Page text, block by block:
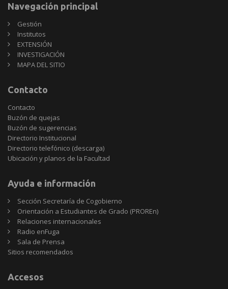
Navegación principal
Gestión
Institutos
EXTENSIÓN
INVESTIGACIÓN
MAPA DEL SITIO
Contacto
Contacto
Buzón de quejas
Buzón de sugerencias
Directorio Institucional
Directorio telefónico (descarga)
Ubicación y planos de la Facultad
Ayuda e información
Sección Secretaría de Cogobierno
Orientación a Estudiantes de Grado (PROREn)
Relaciones internacionales
Radio enFuga
Sala de Prensa
Sitios
Sitios recomendados
Accesos